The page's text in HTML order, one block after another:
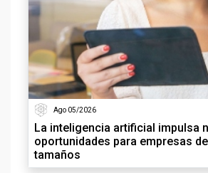
Ago 05/2026
La inteligencia artificial impulsa
oportunidades para empresas
tamaños